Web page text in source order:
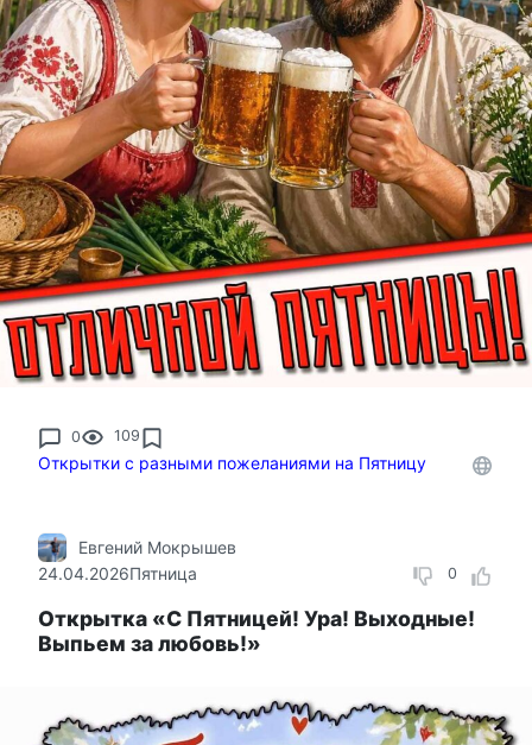
0 109
Открытки с разными пожеланиями на Пятницу
0
Евгений Мокрышев
24.04.2026Пятница
Открытка «С Пятницей! Ура! Выходные!
Выпьем за любовь!»